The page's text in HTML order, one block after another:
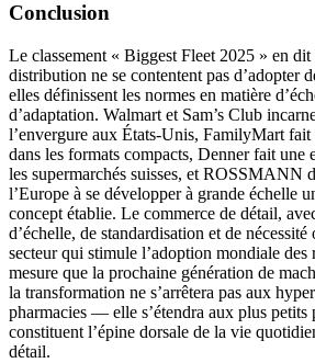
Conclusion
Le classement « Biggest Fleet 2025 » en
distribution ne se contentent pas d’adopter
elles définissent les normes en matière
d’adaptation. Walmart et Sam’s Club
l’envergure aux États-Unis, FamilyMart fait
dans les formats compacts, Denner fait une
les supermarchés suisses, et ROSSMANN
l’Europe à se développer à grande échelle
concept établie. Le commerce de détail,
d’échelle, de standardisation et de
secteur qui stimule l’adoption mondiale des
mesure que la prochaine génération de
la transformation ne s’arrêtera pas aux
pharmacies — elle s’étendra aux plus petits
constituent l’épine dorsale de la vie
détail.